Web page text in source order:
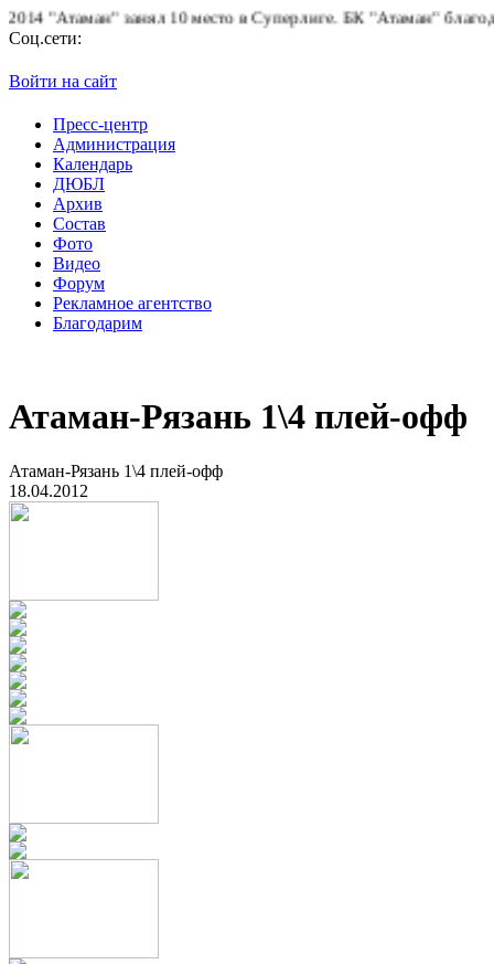
занял 10 место в Суперлиге.БК "Атаман" благодарит
Соц.сети:
Войти на сайт
Пресс-центр
Администрация
Календарь
ДЮБЛ
Архив
Состав
Фото
Видео
Форум
Рекламное агентство
Благодарим
Атаман-Рязань 1\4 плей-офф
Атаман-Рязань 1\4 плей-офф
18.04.2012